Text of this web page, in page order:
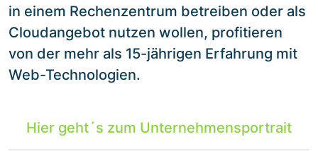
in einem Rechenzentrum betreiben oder als
Cloudangebot nutzen wollen, profitieren
von der mehr als 15-jährigen Erfahrung mit
Web-Technologien.
Hier geht´s zum Unternehmensportrait